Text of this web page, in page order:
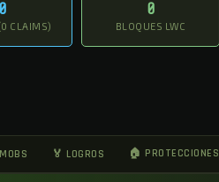
0
CLAIMS)
0
BLOQUES LWC
🏅 LOGROS 🏠 PROTECCIONES